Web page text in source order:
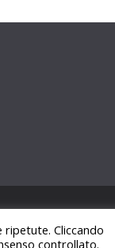
Cliccando
controllato.